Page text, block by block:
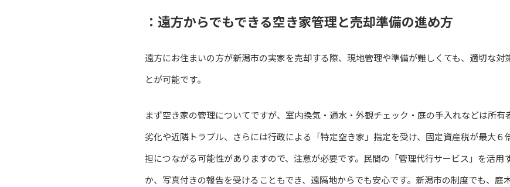
：遠方からでもできる空き家管理と売却準備の進め方
遠方にお住まいの方が新潟市の実家を売却する際、現地管理や準備が難しくても、適切な対
とが可能です。
まず空き家の管理についてですが、室内換気・通水・外観チェック・庭の手入れなどは所
劣化や近隣トラブル、さらには行政による「特定空き家」指定を受け、固定資産税が最大６
担につながる可能性がありますので、注意が必要です。民間の「管理代行サービス」を活用
か、写真付きの報告を受けることもでき、遠隔地からでも安心です。新潟市の制度でも、庭